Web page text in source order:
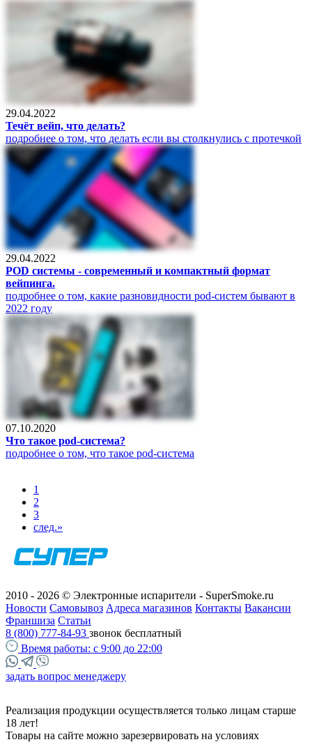
29.04.2022
Течёт вейп, что делать?
подробнее о том, что делать если вы столкнулись с протечкой
29.04.2022
POD системы - современный и компактный формат
вейпинга.
подробнее о том, какие разновидности pod-систем бывают в
2022 году
07.10.2020
Что такое pod-система?
подробнее о том, что такое pod-система
1
2
3
след.»
2010 - 2026 © Электронные испарители - SuperSmoke.ru
Новости Самовывоз Адреса магазинов Контакты Вакансии
Франшиза Статьи
8 (800) 777-84-93 звонок бесплатный
Время работы: с 9:00 до 22:00
задать вопрос менеджеру
Реализация продукции осуществляется только лицам старше
18 лет!
Товары на сайте можно зарезервировать на условиях